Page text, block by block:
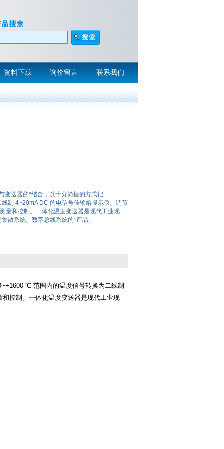
资料下载 询价留言 联系我们
变送器的*结合，以十分简捷的方式把
制 4~20mA DC 的电信号传输给显示仪、调节
量和控制。一体化温度变送器是现代工业现
散系统、数字总线系统的*产品。
℃ 范围内的温度信号转换为二线制
控制。一体化温度变送器是现代工业现